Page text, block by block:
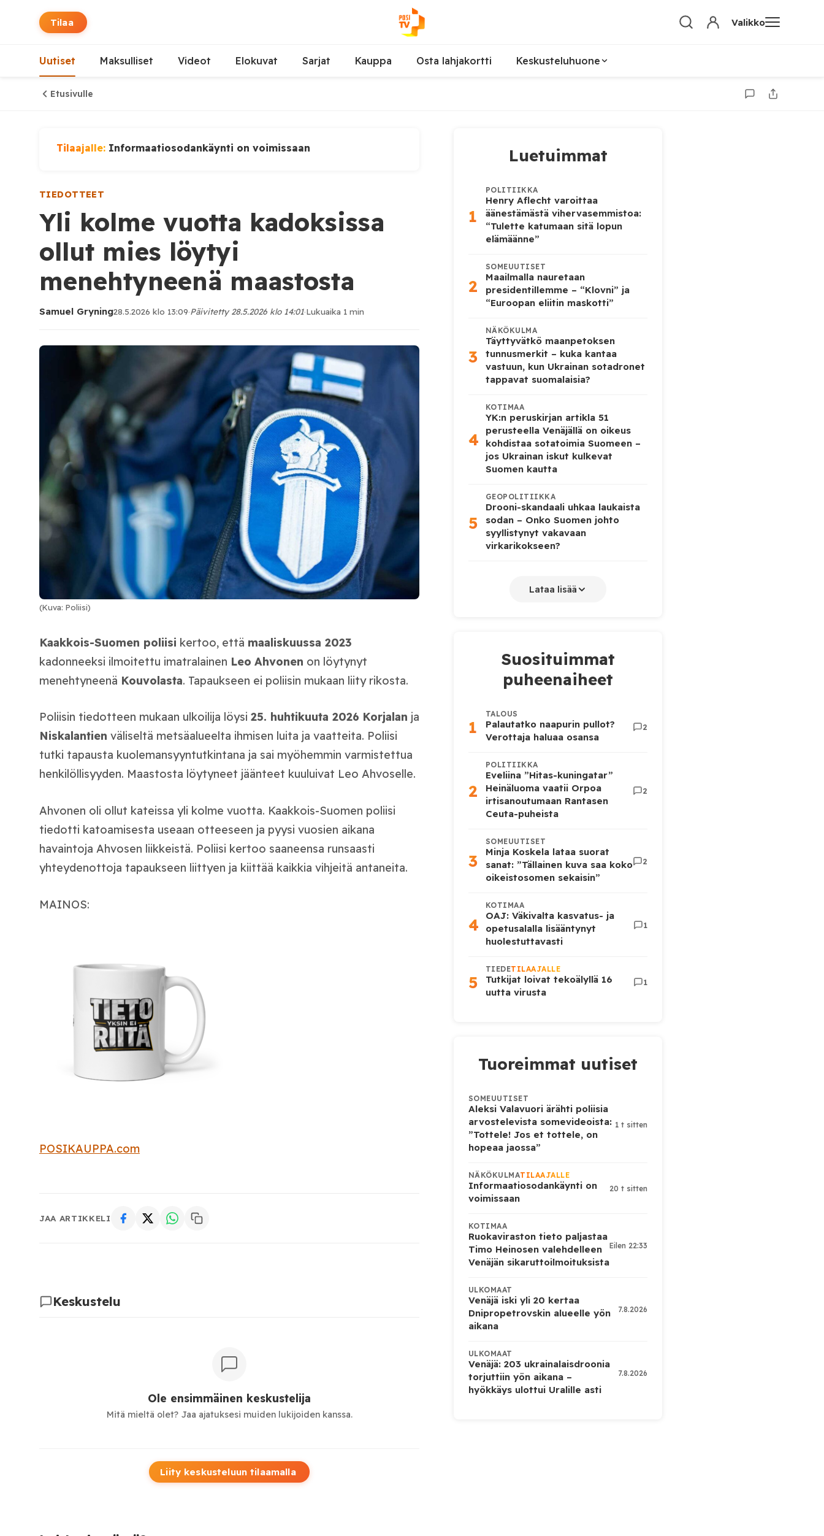
Tilaa Valikko
Uutiset Maksulliset Videot Elokuvat Sarjat Kauppa Osta lahjakortti Keskusteluhuone
Etusivulle
Tilaajalle: Informaatiosodankäynti on voimissaan
TIEDOTTEET
Yli kolme vuotta kadoksissa
ollut mies löytyi
menehtyneenä maastosta
Samuel Gryning28.5.2026 klo 13:09·Päivitetty 28.5.2026 klo 14:01·Lukuaika 1 min
(Kuva: Poliisi)
Kaakkois-Suomen poliisi kertoo, että maaliskuussa 2023
kadonneeksi ilmoitettu imatralainen Leo Ahvonen on löytynyt
menehtyneenä Kouvolasta. Tapaukseen ei poliisin mukaan liity rikosta.
Poliisin tiedotteen mukaan ulkoilija löysi 25. huhtikuuta 2026 Korjalan ja
Niskalantien väliseltä metsäalueelta ihmisen luita ja vaatteita. Poliisi
tutki tapausta kuolemansyyntutkintana ja sai myöhemmin varmistettua
henkilöllisyyden. Maastosta löytyneet jäänteet kuuluivat Leo Ahvoselle.
Ahvonen oli ollut kateissa yli kolme vuotta. Kaakkois-Suomen poliisi
tiedotti katoamisesta useaan otteeseen ja pyysi vuosien aikana
havaintoja Ahvosen liikkeistä. Poliisi kertoo saaneensa runsaasti
yhteydenottoja tapaukseen liittyen ja kiittää kaikkia vihjeitä antaneita.
MAINOS:
POSIKAUPPA.com
JAA ARTIKKELI
Keskustelu
Ole ensimmäinen keskustelija
Mitä mieltä olet? Jaa ajatuksesi muiden lukijoiden kanssa.
Liity keskusteluun tilaamalla
Luetuimmat
1
POLITIIKKA
Henry Aflecht varoittaa
äänestämästä vihervasemmistoa:
“Tulette katumaan sitä lopun
elämäänne”
2
SOMEUUTISET
Maailmalla nauretaan
presidentillemme – “Klovni” ja
“Euroopan eliitin maskotti”
3
NÄKÖKULMA
Täyttyvätkö maanpetoksen
tunnusmerkit – kuka kantaa
vastuun, kun Ukrainan sotadronet
tappavat suomalaisia?
4
KOTIMAA
YK:n peruskirjan artikla 51
perusteella Venäjällä on oikeus
kohdistaa sotatoimia Suomeen –
jos Ukrainan iskut kulkevat
Suomen kautta
5
GEOPOLITIIKKA
Drooni-skandaali uhkaa laukaista
sodan – Onko Suomen johto
syyllistynyt vakavaan
virkarikokseen?
Lataa lisää
Suosituimmat
puheenaiheet
1
TALOUS
Palautatko naapurin pullot?
Verottaja haluaa osansa
2
2
POLITIIKKA
Eveliina ”Hitas-kuningatar”
Heinäluoma vaatii Orpoa
irtisanoutumaan Rantasen
Ceuta-puheista
2
3
SOMEUUTISET
Minja Koskela lataa suorat
sanat: ”Tällainen kuva saa koko
oikeistosomen sekaisin”
2
4
KOTIMAA
OAJ: Väkivalta kasvatus- ja
opetusalalla lisääntynyt
huolestuttavasti
1
5
TIEDETILAAJALLE
Tutkijat loivat tekoälyllä 16
uutta virusta
1
Tuoreimmat uutiset
SOMEUUTISET
Aleksi Valavuori ärähti poliisia
arvostelevista somevideoista:
”Tottele! Jos et tottele, on
hopeaa jaossa”
1 t sitten
NÄKÖKULMATILAAJALLE
Informaatiosodankäynti on
voimissaan
20 t sitten
KOTIMAA
Ruokaviraston tieto paljastaa
Timo Heinosen valehdelleen
Venäjän sikaruttoilmoituksista
Eilen 22:33
ULKOMAAT
Venäjä iski yli 20 kertaa
Dnipropetrovskin alueelle yön
aikana
7.8.2026
ULKOMAAT
Venäjä: 203 ukrainalaisdroonia
torjuttiin yön aikana –
hyökkäys ulottui Uralille asti
7.8.2026